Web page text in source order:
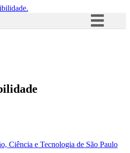
Acesso à informação
Ciência e Tecnologia de São Paulo